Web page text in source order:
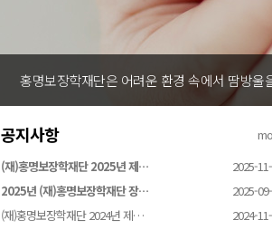
홍명보장학재단은 어려운 환경 속에서 땀방
공지사항
(재)홍명보장학재단 2025년 제…
2025-
2025년 (재)홍명보장학재단 장…
2025-
(재)홍명보장학재단 2024년 제…
2024-